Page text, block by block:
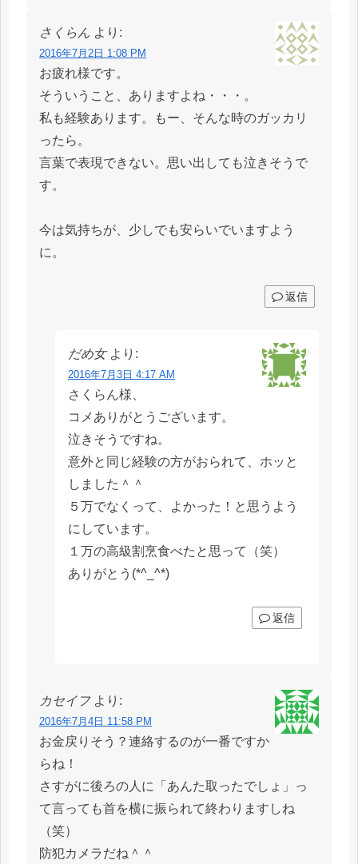
さくらん より:
2016年7月2日 1:08 PM
お疲れ様です。
そういうこと、ありますよね・・・。
私も経験あります。もー、そんな時のガッカリ
ったら。
言葉で表現できない。思い出しても泣きそうで
す。
今は気持ちが、少しでも安らいでいますよう
に。
返信
だめ女 より:
2016年7月3日 4:17 AM
さくらん様、
コメありがとうございます。
泣きそうですね。
意外と同じ経験の方がおられて、ホッと
しました＾＾
５万でなくって、よかった！と思うよう
にしています。
１万の高級割烹食べたと思って（笑）
ありがとう(*^_^*)
返信
カセイフ より:
2016年7月4日 11:58 PM
お金戻りそう？連絡するのが一番ですか
らね！
さすがに後ろの人に「あんた取ったでしょ」っ
て言っても首を横に振られて終わりますしね
（笑）
防犯カメラだね＾＾